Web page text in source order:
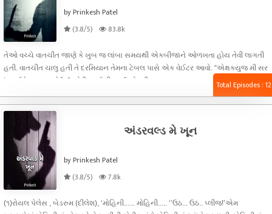
by Prinkesh Patel
(3.8/5)
83.8k
તેઓ વચ્ચે વાતચીત જાણે કે ખુબ જ લાંબા સમયથી એકબીજાને ઓળખતા હોય તેવી લાગતી
હતી. વાતચીત ચાલુ હતી તે દરમિયાન તેમના ટેબલ પાસે એક વેઈટર આવો. “એક્ષકયુજ મી સર
! આઈ ટેક અન ઓર્ડર? સોરી આઈ ડીસટર્બ યોર ડીસકસન
Total Episodes : 12
અંડરવલ્ડ મે ખૂન
by Prinkesh Patel
(3.8/5)
7.8k
(૧)રોયલ પેલેસ , બેડરુમ (દીલેશ), ‘મોહિની...... મોહિની..... ‘’ઉઠ... ઉઠ.. પ્લીજ!’એમ